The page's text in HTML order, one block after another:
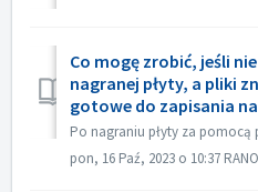
Co mogę zrobić, jeśli
nagranej płyty, a pliki
gotowe do zapisania na
pon, 16 Paź, 2023 o 10:37 RANO